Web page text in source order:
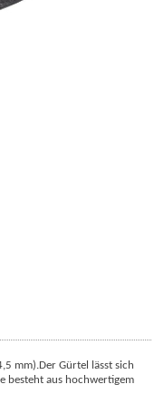
mm).Der Gürtel lässt sich
besteht aus hochwertigem